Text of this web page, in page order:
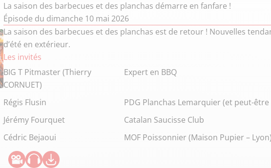
La saison des barbecues et des planchas démarre en fanfare !
Épisode du dimanche 10 mai 2026
La saison des barbecues et des planchas est de retour ! Nouvelles
d’été en extérieur.
Les invités
BIG T Pitmaster (Thierry
CORNUET)
Expert en BBQ
Régis Flusin
PDG Planchas Lemarquier (et peut-
Jérémy Fourquet
Catalan Saucisse Club
Cédric Bejaoui
MOF Poissonnier (Maison Pupier –